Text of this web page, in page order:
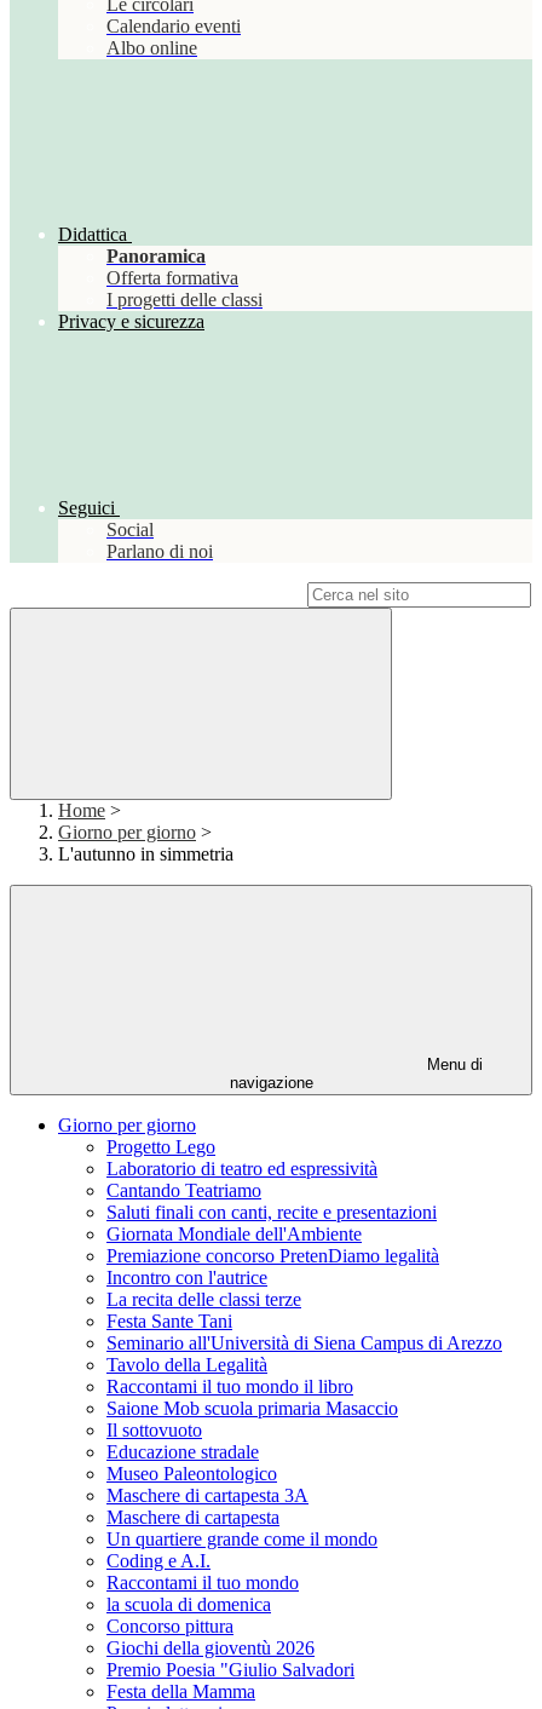
Le circolari
Calendario eventi
Albo online
Didattica
Panoramica
Offerta formativa
I progetti delle classi
Privacy e sicurezza
Seguici
Social
Parlano di noi
Home >
Giorno per giorno >
L'autunno in simmetria
Menu di
navigazione
Giorno per giorno
Progetto Lego
Laboratorio di teatro ed espressività
Cantando Teatriamo
Saluti finali con canti, recite e presentazioni
Giornata Mondiale dell'Ambiente
Premiazione concorso PretenDiamo legalità
Incontro con l'autrice
La recita delle classi terze
Festa Sante Tani
Seminario all'Università di Siena Campus di Arezzo
Tavolo della Legalità
Raccontami il tuo mondo il libro
Saione Mob scuola primaria Masaccio
Il sottovuoto
Educazione stradale
Museo Paleontologico
Maschere di cartapesta 3A
Maschere di cartapesta
Un quartiere grande come il mondo
Coding e A.I.
Raccontami il tuo mondo
la scuola di domenica
Concorso pittura
Giochi della gioventù 2026
Premio Poesia "Giulio Salvadori
Festa della Mamma